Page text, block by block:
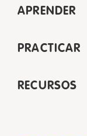
APRENDER
PRACTICAR
RECURSOS